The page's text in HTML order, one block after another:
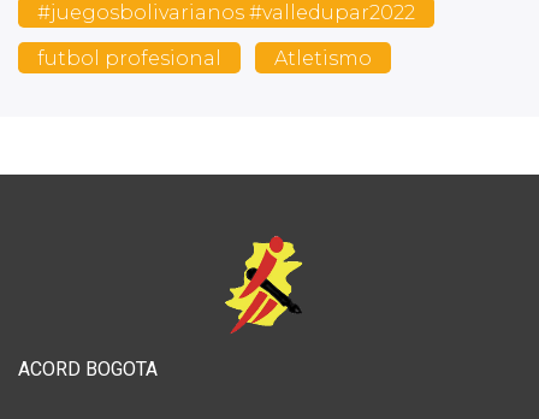
#juegosbolivarianos #valledupar2022
futbol profesional Atletismo
ACORD BOGOTA